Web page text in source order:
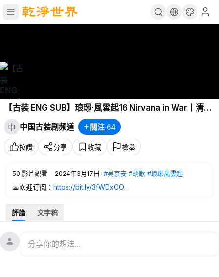
【古装 ENG SUB】琅琊·風雲起16 Nirvana in War丨清朝
平定“三藩”叛乱，将军麒麟之才率军全线东移，进军澎
台，再战风云！
中 中国古装剧频道 關注·64
按讚 分享 收藏 檢舉
50 影片觀看 · 2024年3月17日 #吴京安 #胡歌 #琅琊風雲起
🎫欢迎订阅： https://bit.ly/3fWDxCO
tube.com/playlist?list=PLyQama-tFxz1n6aFkg7Hrx0wNs14iA
PFH
康熙二十二年六月，施琅指挥战船三百多艘，将领士卒三万多人
从铜山港出发，乘南风之势，进军澎湖。澎湖决战，经过五个时
評論 文字稿